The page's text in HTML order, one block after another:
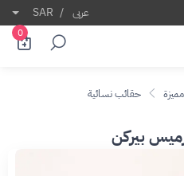
عربى /
SAR
0
حقائب نسائية
بيركن